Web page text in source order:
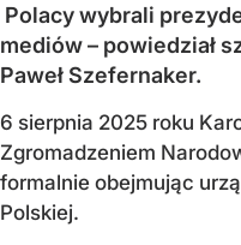
Polacy wybrali
mediów – powiedział
Paweł Szefernaker.
6 sierpnia 2025 roku
Zgromadzeniem
formalnie obejmując
Polskiej.